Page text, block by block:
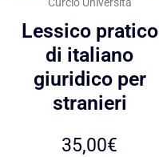
Lessico pratico
di italiano
giuridico per
stranieri
35,00€